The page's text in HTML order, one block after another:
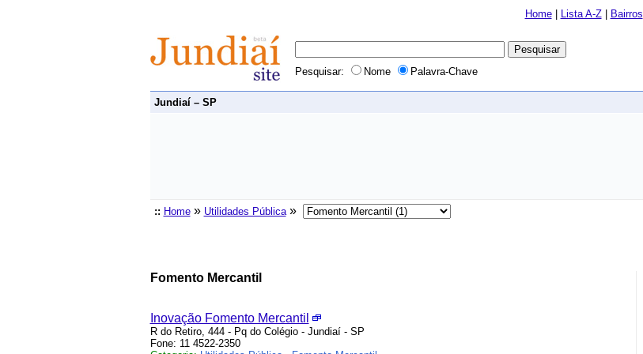
Home| Lista A-Z| Bairros
Pesquisar: Nome Palavra-Chave
Jundiaí – SP
:: Home » Utilidades Pública »
Fomento Mercantil
Inovação Fomento Mercantil
R do Retiro, 444 - Pq do Colégio - Jundiaí - SP
Fone: 11 4522-2350